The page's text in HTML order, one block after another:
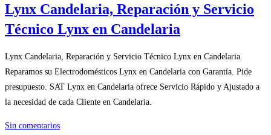
Lynx Candelaria, Reparación y Servicio
Técnico Lynx en Candelaria
Lynx Candelaria, Reparación y Servicio Técnico Lynx en Candelaria.
Reparamos su Electrodomésticos Lynx en Candelaria con Garantía. Pide
presupuesto. SAT Lynx en Candelaria ofrece Servicio Rápido y Ajustado a
la necesidad de cada Cliente en Candelaria.
Sin comentarios